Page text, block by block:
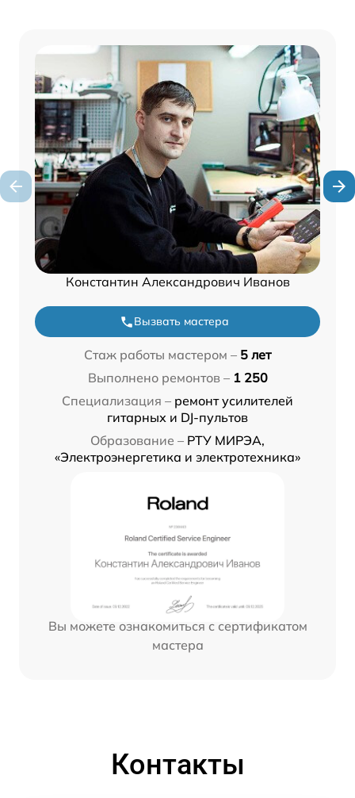
Константин Александрович Иванов
Вызвать мастера
Стаж работы мастером – 5 лет
Выполнено ремонтов – 1 250
Специализация – ремонт усилителей
гитарных и DJ-пультов
Образование – РТУ МИРЭА,
«Электроэнергетика и электротехника»
Вы можете ознакомиться с сертификатом
мастера
Контакты